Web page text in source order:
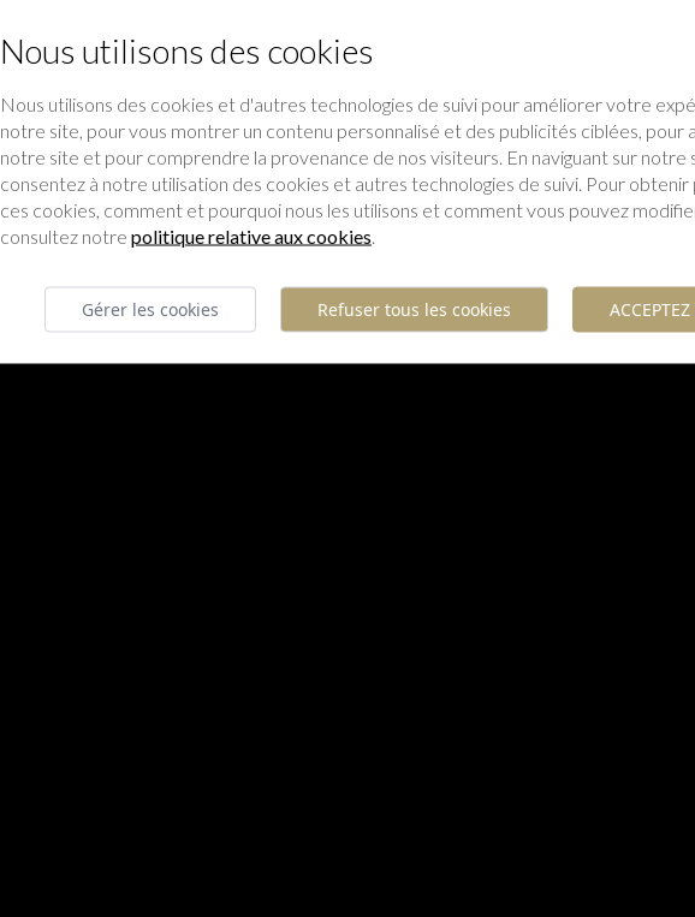
Nous utilisons des cookies
Nous utilisons des cookies et d'autres technologies de suivi pour améliorer votre
notre site, pour vous montrer un contenu personnalisé et des publicités ciblées, pour
notre site et pour comprendre la provenance de nos visiteurs. En naviguant sur notre
consentez à notre utilisation des cookies et autres technologies de suivi. Pour
ces cookies, comment et pourquoi nous les utilisons et comment vous pouvez
consultez notre politique relative aux cookies
Gérer les cookies Refuser tous les cookies